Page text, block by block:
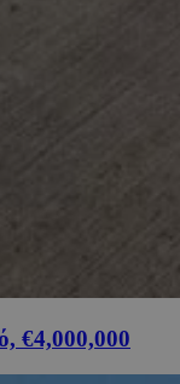
€4,000,000